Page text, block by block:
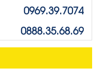
0969.39.7074
0888.35.68.69